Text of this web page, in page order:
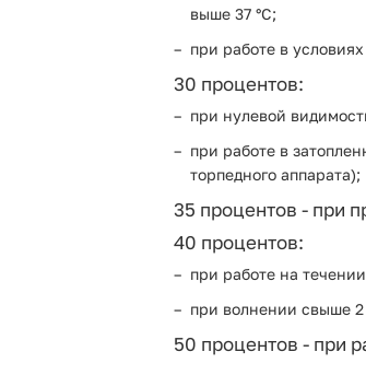
выше 37 °C;
при работе в
30 процентов:
при нулевой
при работе в
торпедного аппарата);
35 процентов - при
40 процентов:
при работе на
при волнении свыше 2
50 процентов - при